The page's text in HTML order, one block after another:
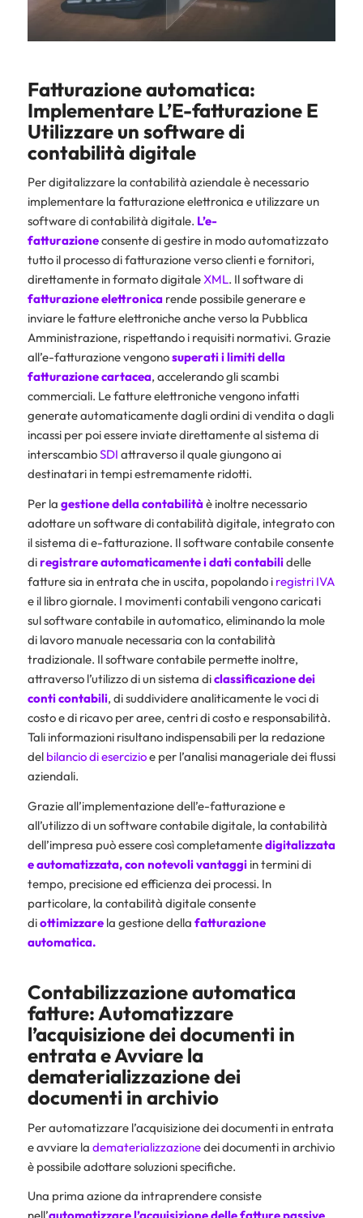
Fatturazione automatica:
Implementare L’E-fatturazione E
Utilizzare un software di
contabilità digitale
Per digitalizzare la contabilità aziendale è necessario
implementare la fatturazione elettronica e utilizzare un
software di contabilità digitale. L’e-
fatturazioneconsente di gestire in modo automatizzato
tutto il processo di fatturazione verso clienti e fornitori,
direttamente in formato digitaleXML. Il software di
fatturazione elettronicarende possibile generare e
inviare le fatture elettroniche anche verso la Pubblica
Amministrazione, rispettando i requisiti normativi. Grazie
all’e-fatturazione vengonosuperati i limiti della
fatturazione cartacea, accelerando gli scambi
commerciali. Le fatture elettroniche vengono infatti
generate automaticamente dagli ordini di vendita o dagli
incassi per poi essere inviate direttamente al sistema di
interscambioSDI attraverso il quale giungono ai
destinatari in tempi estremamente ridotti.
Per la gestione della contabilitàè inoltre necessario
adottare un software di contabilità digitale, integrato con
il sistema di e-fatturazione. Il software contabile consente
diregistrare automaticamente i dati contabilidelle
fatture sia in entrata che in uscita, popolando i registri IVA
e il libro giornale. I movimenti contabili vengono caricati
sul software contabile in automatico, eliminando la mole
di lavoro manuale necessaria con la contabilità
tradizionale. Il software contabile permette inoltre,
attraverso l’utilizzo di un sistema diclassificazione dei
conti contabili, di suddividere analiticamente le voci di
costo e di ricavo per aree, centri di costo e responsabilità.
Tali informazioni risultano indispensabili per la redazione
del bilancio di esercizioe per l’analisi manageriale dei flussi
aziendali.
Grazie all’implementazione dell’e-fatturazione e
all’utilizzo di un software contabile digitale, la contabilità
dell’impresa può essere così completamentedigitalizzata
e automatizzata, con notevoli vantaggiin termini di
tempo, precisione ed efficienza dei processi. In
particolare, la contabilità digitale consente
diottimizzarela gestione della fatturazione
automatica.
Contabilizzazione automatica
fatture: Automatizzare
l’acquisizione dei documenti in
entrata e Avviare la
dematerializzazione dei
documenti in archivio
Per automatizzare l’acquisizione dei documenti in entrata
e avviare la dematerializzazionedei documenti in archivio
è possibile adottare soluzioni specifiche.
Una prima azione da intraprendere consiste